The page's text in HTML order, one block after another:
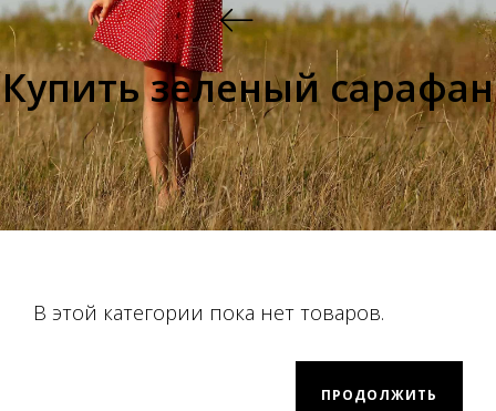
Купить зеленый сарафан
В этой категории пока нет товаров.
ПРОДОЛЖИТЬ